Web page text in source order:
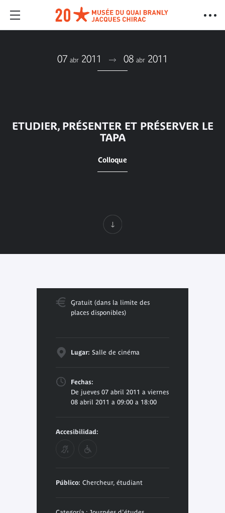
07 abr 2011 08 abr 2011
ETUDIER, PRÉSENTER ET PRÉSERVER LE
TAPA
Colloque
Gratuit (dans la limite des
places disponibles)
Lugar: Salle de cinéma
Fechas:
De jueves 07 abril 2011 a viernes
08 abril 2011 a 09:00 a 18:00
Accesibilidad:
Público: Chercheur, étudiant